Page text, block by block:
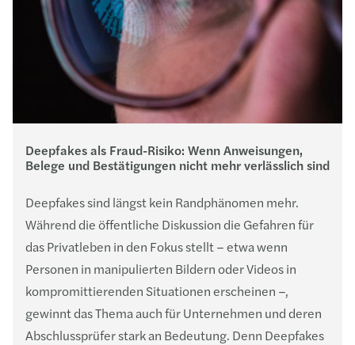
Deepfakes als Fraud-Risiko: Wenn Anweisungen,
Belege und Bestätigungen nicht mehr verlässlich sind
Deepfakes sind längst kein Randphänomen mehr.
Während die öffentliche Diskussion die Gefahren für
das Privatleben in den Fokus stellt – etwa wenn
Personen in manipulierten Bildern oder Videos in
kompromittierenden Situationen erscheinen –,
gewinnt das Thema auch für Unternehmen und deren
Abschlussprüfer stark an Bedeutung. Denn Deepfakes